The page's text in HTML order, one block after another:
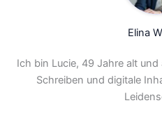
Elina
Ich bin Lucie, 49 Jahre alt
Schreiben und digitale